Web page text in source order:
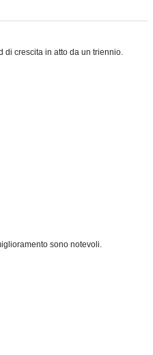
di crescita in atto da un triennio.
sono notevoli.